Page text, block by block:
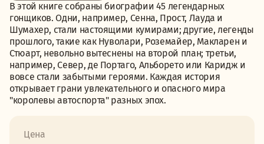
В этой книге собраны биографии 45 легендарных
гонщиков. Одни, например, Сенна, Прост, Лауда и
Шумахер, стали настоящими кумирами; другие, легенды
прошлого, такие как Нуволари, Роземайер, Макларен и
Стюарт, невольно вытеснены на второй план; третьи,
например, Север, де Портаго, Альборето или Каридж и
вовсе стали забытыми героями. Каждая история
открывает грани увлекательного и опасного мира
"королевы автоспорта" разных эпох.
Цена